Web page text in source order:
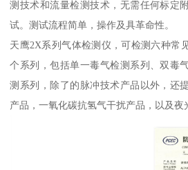
测技术和流量检测技术，无需任何标定
试。测试流程简单，操作及具革命性。
天鹰2X系列气体检测仪，可检测六种常
个系列，包括单一毒气检测系列、双毒
测系列，除了的脉冲技术产品以外，还
产品，一氧化碳抗氢气干扰产品，以及夜